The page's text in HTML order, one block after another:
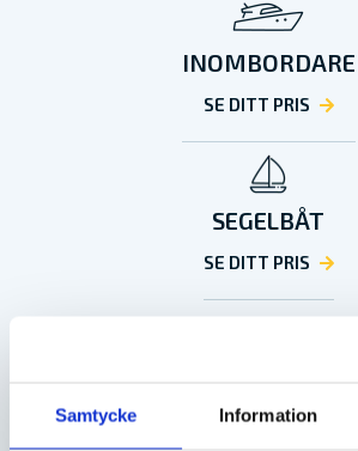
Samtycke Information
INOMBORDARE
SE DITT PRIS
SEGELBÅT
SE DITT PRIS
SE DITT PRIS